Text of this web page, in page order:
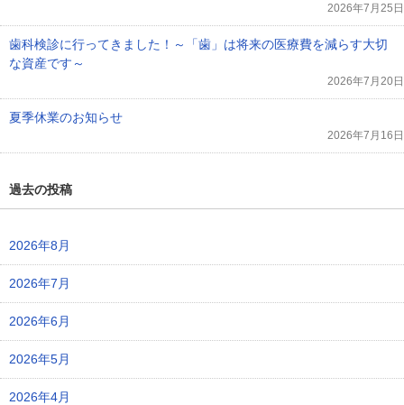
2026年7月25日
歯科検診に行ってきました！～「歯」は将来の医療費を減らす大切
な資産です～
2026年7月20日
夏季休業のお知らせ
2026年7月16日
過去の投稿
2026年8月
2026年7月
2026年6月
2026年5月
2026年4月